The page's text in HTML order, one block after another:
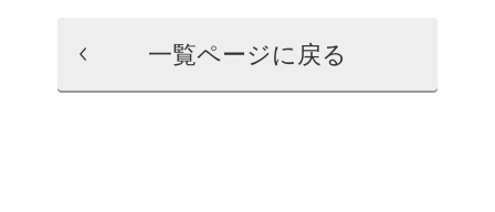
一覧ページに戻る